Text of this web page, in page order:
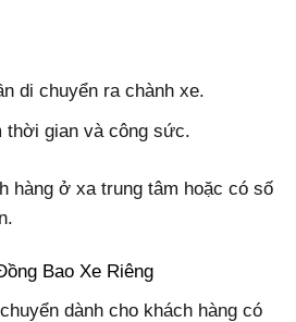
di chuyển ra chành xe.
thời gian và công sức.
hàng ở xa trung tâm hoặc có số
Bao Xe Riêng
dành cho khách hàng có